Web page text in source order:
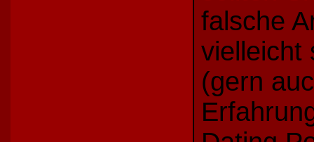
falsche
vielleicht
(gern